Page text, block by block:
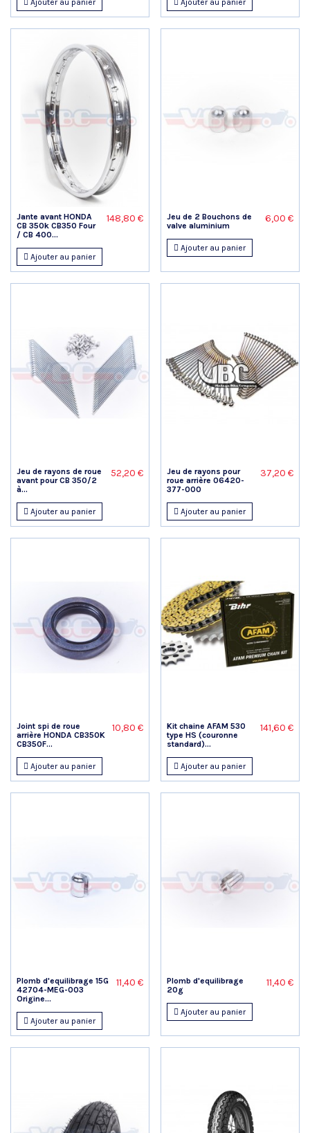
Ajouter au panier Ajouter au panier
Jante avant HONDA
CB 350k CB350 Four
/ CB 400...
148,80 €
Ajouter au panier
Jeu de 2 Bouchons de
valve aluminium
6,00 €
Ajouter au panier
Jeu de rayons de roue
avant pour CB 350/2
à...
52,20 €
Ajouter au panier
Jeu de rayons pour
roue arrière 06420-
377-000
37,20 €
Ajouter au panier
Joint spi de roue
arrière HONDA CB350K
CB350F...
10,80 €
Ajouter au panier
Kit chaine AFAM 530
type HS (couronne
standard)...
141,60 €
Ajouter au panier
Plomb d'equilibrage 15G
42704-MEG-003
Origine...
11,40 €
Ajouter au panier
Plomb d'equilibrage
20g
11,40 €
Ajouter au panier